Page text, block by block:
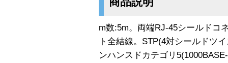
m数:5m。両端RJ-45シールドコ
ト全結線。STP(4対シールドツ
ンハンスドカテゴリ